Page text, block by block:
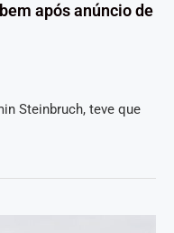
após anúncio de
Steinbruch, teve que